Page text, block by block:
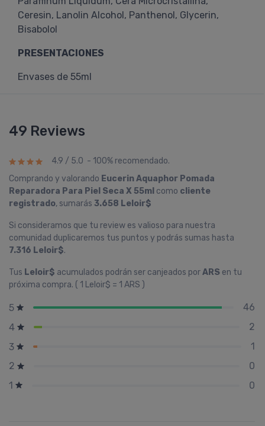
Ceresin, Lanolin Alcohol, Panthenol, Glycerin,
Bisabolol
PRESENTACIONES
Envases de 55ml
49 Reviews
4.9 / 5.0 - 100% recomendado.
Comprando y valorando Eucerin Aquaphor Pomada
Reparadora Para Piel Seca X 55ml como cliente
registrado, sumarás 3.658 Leloir$
Si consideramos que tu review es valioso para nuestra
comunidad duplicaremos tus puntos y podrás sumas hasta
7.316 Leloir$.
Tus Leloir$ acumulados podrán ser canjeados porARS en tu
próxima compra. ( 1 Leloir$ = 1 ARS )
5
46
4
2
3
1
2
0
1
0